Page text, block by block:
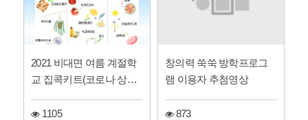
2021 비대면 여름 계절학
교 집콕키트(코로나 상황
1105
창의력 쑥쑥 방학프로그
램 이용자 추첨영상
873